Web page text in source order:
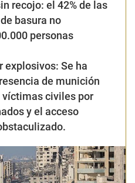
recojo: el 42%de las
basura no
personas
explosivos: Se ha
de munición
víctimas civiles por
y el acceso